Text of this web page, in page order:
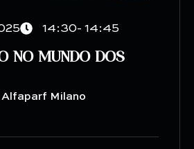
14:30- 14:45
NO MUNDO DOS
Alfaparf Milano